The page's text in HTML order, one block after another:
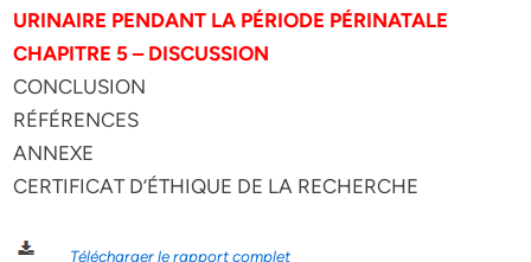
URINAIRE PENDANT LA PÉRIODE PÉRINATALE
CHAPITRE 5 – DISCUSSION
CONCLUSION
RÉFÉRENCES
ANNEXE
CERTIFICAT D’ÉTHIQUE DE LA RECHERCHE
Télécharger le rapport complet